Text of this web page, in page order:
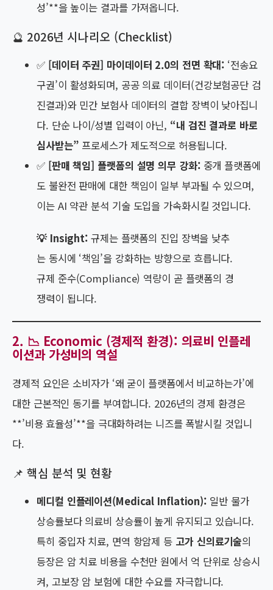
성’**을 높이는 결과를 가져옵니다.
🔮 2026년 시나리오 (Checklist)
✅ [데이터 주권] 마이데이터 2.0의 전면 확대: ‘전송요
구권’이 활성화되며, 공공 의료 데이터(건강보험공단 검
진결과)와 민간 보험사 데이터의 결합 장벽이 낮아집니
다. 단순 나이/성별 입력이 아닌, “내 검진 결과로 바로
심사받는” 프로세스가 제도적으로 허용됩니다.
✅ [판매 책임] 플랫폼의 설명 의무 강화:중개 플랫폼에
도 불완전 판매에 대한 책임이 일부 부과될 수 있으며,
이는 AI 약관 분석 기술 도입을 가속화시킬 것입니다.
💡 Insight: 규제는 플랫폼의 진입 장벽을 낮추
는 동시에 ‘책임’을 강화하는 방향으로 흐릅니다.
규제 준수(Compliance) 역량이 곧 플랫폼의 경
쟁력이 됩니다.
2. 📉 Economic (경제적 환경): 의료비 인플레
이션과 가성비의 역설
경제적 요인은 소비자가 ‘왜 굳이 플랫폼에서 비교하는가’에
대한 근본적인 동기를 부여합니다. 2026년의 경제 환경은
**’비용 효율성’**을 극대화하려는 니즈를 폭발시킬 것입니
다.
📌 핵심 분석 및 현황
메디컬 인플레이션(Medical Inflation): 일반 물가
상승률보다 의료비 상승률이 높게 유지되고 있습니다.
특히 중입자 치료, 면역 항암제 등 고가 신의료기술의
등장은 암 치료 비용을 수천만 원에서 억 단위로 상승시
켜, 고보장 암 보험에 대한 수요를 자극합니다.